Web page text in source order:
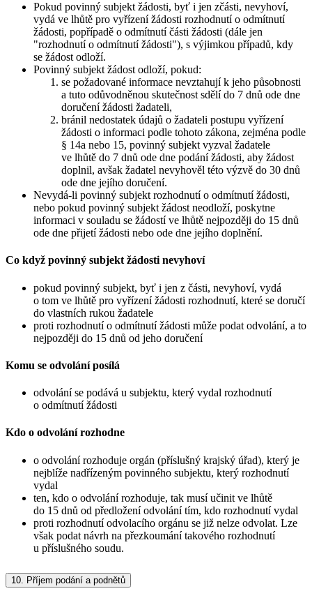
Pokud povinný subjekt žádosti, byť i jen zčásti, nevyhoví,
vydá ve lhůtě pro vyřízení žádosti rozhodnutí o odmítnutí
žádosti, popřípadě o odmítnutí části žádosti (dále jen
"rozhodnutí o odmítnutí žádosti"), s výjimkou případů, kdy
se žádost odloží.
Povinný subjekt žádost odloží, pokud:
se požadované informace nevztahují k jeho působnosti
a tuto odůvodněnou skutečnost sdělí do 7 dnů ode dne
doručení žádosti žadateli,
bránil nedostatek údajů o žadateli postupu vyřízení
žádosti o informaci podle tohoto zákona, zejména podle
§ 14a nebo 15, povinný subjekt vyzval žadatele
ve lhůtě do 7 dnů ode dne podání žádosti, aby žádost
doplnil, avšak žadatel nevyhověl této výzvě do 30 dnů
ode dne jejího doručení.
Nevydá-li povinný subjekt rozhodnutí o odmítnutí žádosti,
nebo pokud povinný subjekt žádost neodloží, poskytne
informaci v souladu se žádostí ve lhůtě nejpozději do 15 dnů
ode dne přijetí žádosti nebo ode dne jejího doplnění.
Co když povinný subjekt žádosti nevyhoví
pokud povinný subjekt, byť i jen z části, nevyhoví, vydá
o tom ve lhůtě pro vyřízení žádosti rozhodnutí, které se doručí
do vlastních rukou žadatele
proti rozhodnutí o odmítnutí žádosti může podat odvolání, a to
nejpozději do 15 dnů od jeho doručení
Komu se odvolání posílá
odvolání se podává u subjektu, který vydal rozhodnutí
o odmítnutí žádosti
Kdo o odvolání rozhodne
o odvolání rozhoduje orgán (příslušný krajský úřad), který je
nejblíže nadřízeným povinného subjektu, který rozhodnutí
vydal
ten, kdo o odvolání rozhoduje, tak musí učinit ve lhůtě
do 15 dnů od předložení odvolání tím, kdo rozhodnutí vydal
proti rozhodnutí odvolacího orgánu se již nelze odvolat. Lze
však podat návrh na přezkoumání takového rozhodnutí
u příslušného soudu.
10. Příjem podání a podnětů